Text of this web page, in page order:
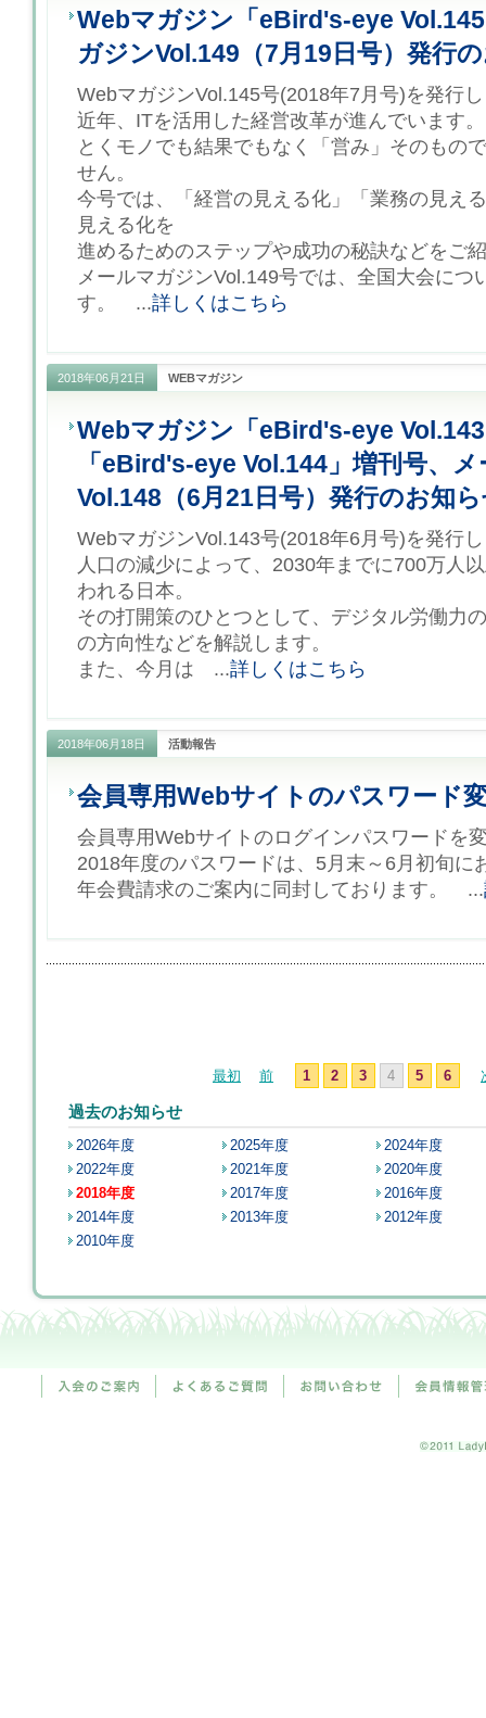
Webマガジン「eBird's-eye
ガジンVol.149（7月19日号）発行
WebマガジンVol.145号(2018年7月号)を発行
近年、ITを活用した経営改革が進んでいます
とくモノでも結果でもなく「営み」そのもの
せん。
今号では、「経営の見える化」「業務の見え
見える化を
進めるためのステップや成功の秘訣などをご
メールマガジンVol.149号では、全国大会につ
す。 ...詳しくはこちら
2018年06月21日 WEBマガジン
Webマガジン「eBird's-eye
「eBird's-eye Vol.144」増刊号、
Vol.148（6月21日号）発行のお知
WebマガジンVol.143号(2018年6月号)を発行
人口の減少によって、2030年までに700万人
われる日本。
その打開策のひとつとして、デジタル労働力
の方向性などを解説します。
また、今月は ...詳しくはこちら
2018年06月18日 活動報告
会員専用Webサイトのパスワード
会員専用Webサイトのログインパスワードを
2018年度のパスワードは、5月末～6月初旬に
年会費請求のご案内に同封しております。 ...
最初 前 1 2 3 4 5 6
過去のお知らせ
2026年度 2025年度
2024年度
2022年度
2021年度
2020年度
2018年度
2017年度
2016年度
2014年度
2013年度
2012年度
2010年度